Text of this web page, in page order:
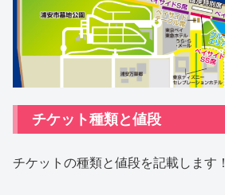
チケット種類と値段
チケットの種類と値段を記載します！